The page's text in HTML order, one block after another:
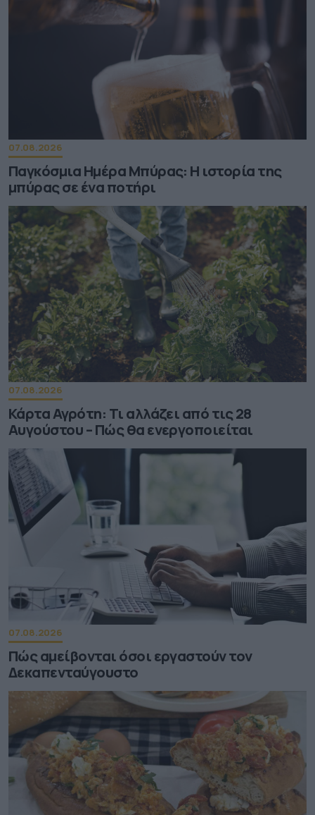
07.08.2026
Παγκόσμια Ημέρα Μπύρας: Η ιστορία της
μπύρας σε ένα ποτήρι
07.08.2026
Κάρτα Αγρότη: Τι αλλάζει από τις 28
Αυγούστου – Πώς θα ενεργοποιείται
07.08.2026
Πώς αμείβονται όσοι εργαστούν τον
Δεκαπενταύγουστο